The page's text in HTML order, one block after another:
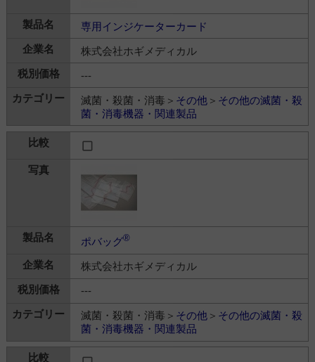
専用インジケーターカード
株式会社ホギメディカル
---
滅菌・殺菌・消毒＞ その他＞ その他の滅菌・殺
菌・消毒機器・関連製品
ポバッグ®
株式会社ホギメディカル
---
滅菌・殺菌・消毒＞ その他＞ その他の滅菌・殺
菌・消毒機器・関連製品